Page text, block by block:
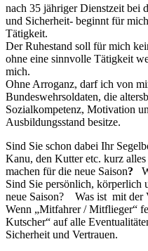
nach 35 jähriger Dienstzeit bei
und Sicherheit- beginnt für
Tätigkeit.
Der Ruhestand soll für mich
ohne eine sinnvolle Tätigkeit
mich.
Ohne Arroganz, darf ich von
Bundeswehrsoldaten, die
Sozialkompetenz, Motivation
Ausbildungsstand besitze.
Sind Sie schon dabei Ihr
Kanu, den Kutter etc. kurz
machen für die neue Saison?
Sind Sie persönlich, körperlich
neue Saison? Was ist mit der
Wenn „Mitfahrer / Mitflieger“
Kutscher“ auf alle
Sicherheit und Vertrauen.